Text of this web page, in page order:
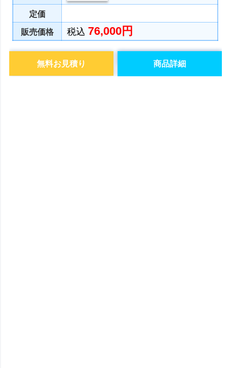
定価
販売価格 税込 76,000円
商品詳細
無料お見積り